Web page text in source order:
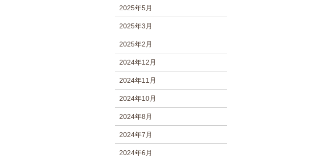
2025年5月
2025年3月
2025年2月
2024年12月
2024年11月
2024年10月
2024年8月
2024年7月
2024年6月